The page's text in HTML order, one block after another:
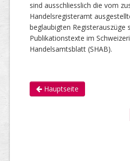
sind ausschliesslich die vom
Handelsregisteramt
beglaubigten Registerauszüge
Publikationstexte im
Handelsamtsblatt (SHAB).
Hauptseite